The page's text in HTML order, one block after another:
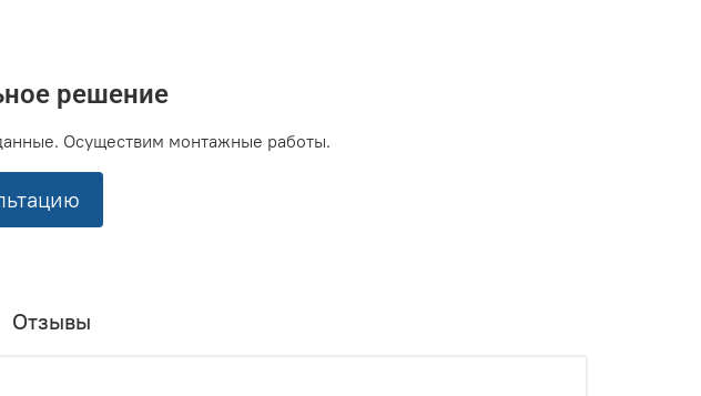
решение
Осуществим монтажные работы.
Отзывы